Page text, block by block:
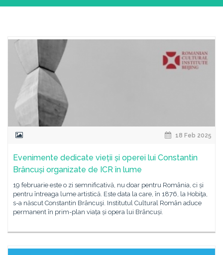
18 Feb 2025
Evenimente dedicate vieții și operei lui Constantin
Brâncuși organizate de ICR în lume
19 februarie este o zi semnificativă, nu doar pentru România, ci și
pentru întreaga lume artistică. Este data la care, în 1876, la Hobiţa,
s-a născut Constantin Brâncuşi. Institutul Cultural Român aduce
permanent în prim-plan viața și opera lui Brâncuși.